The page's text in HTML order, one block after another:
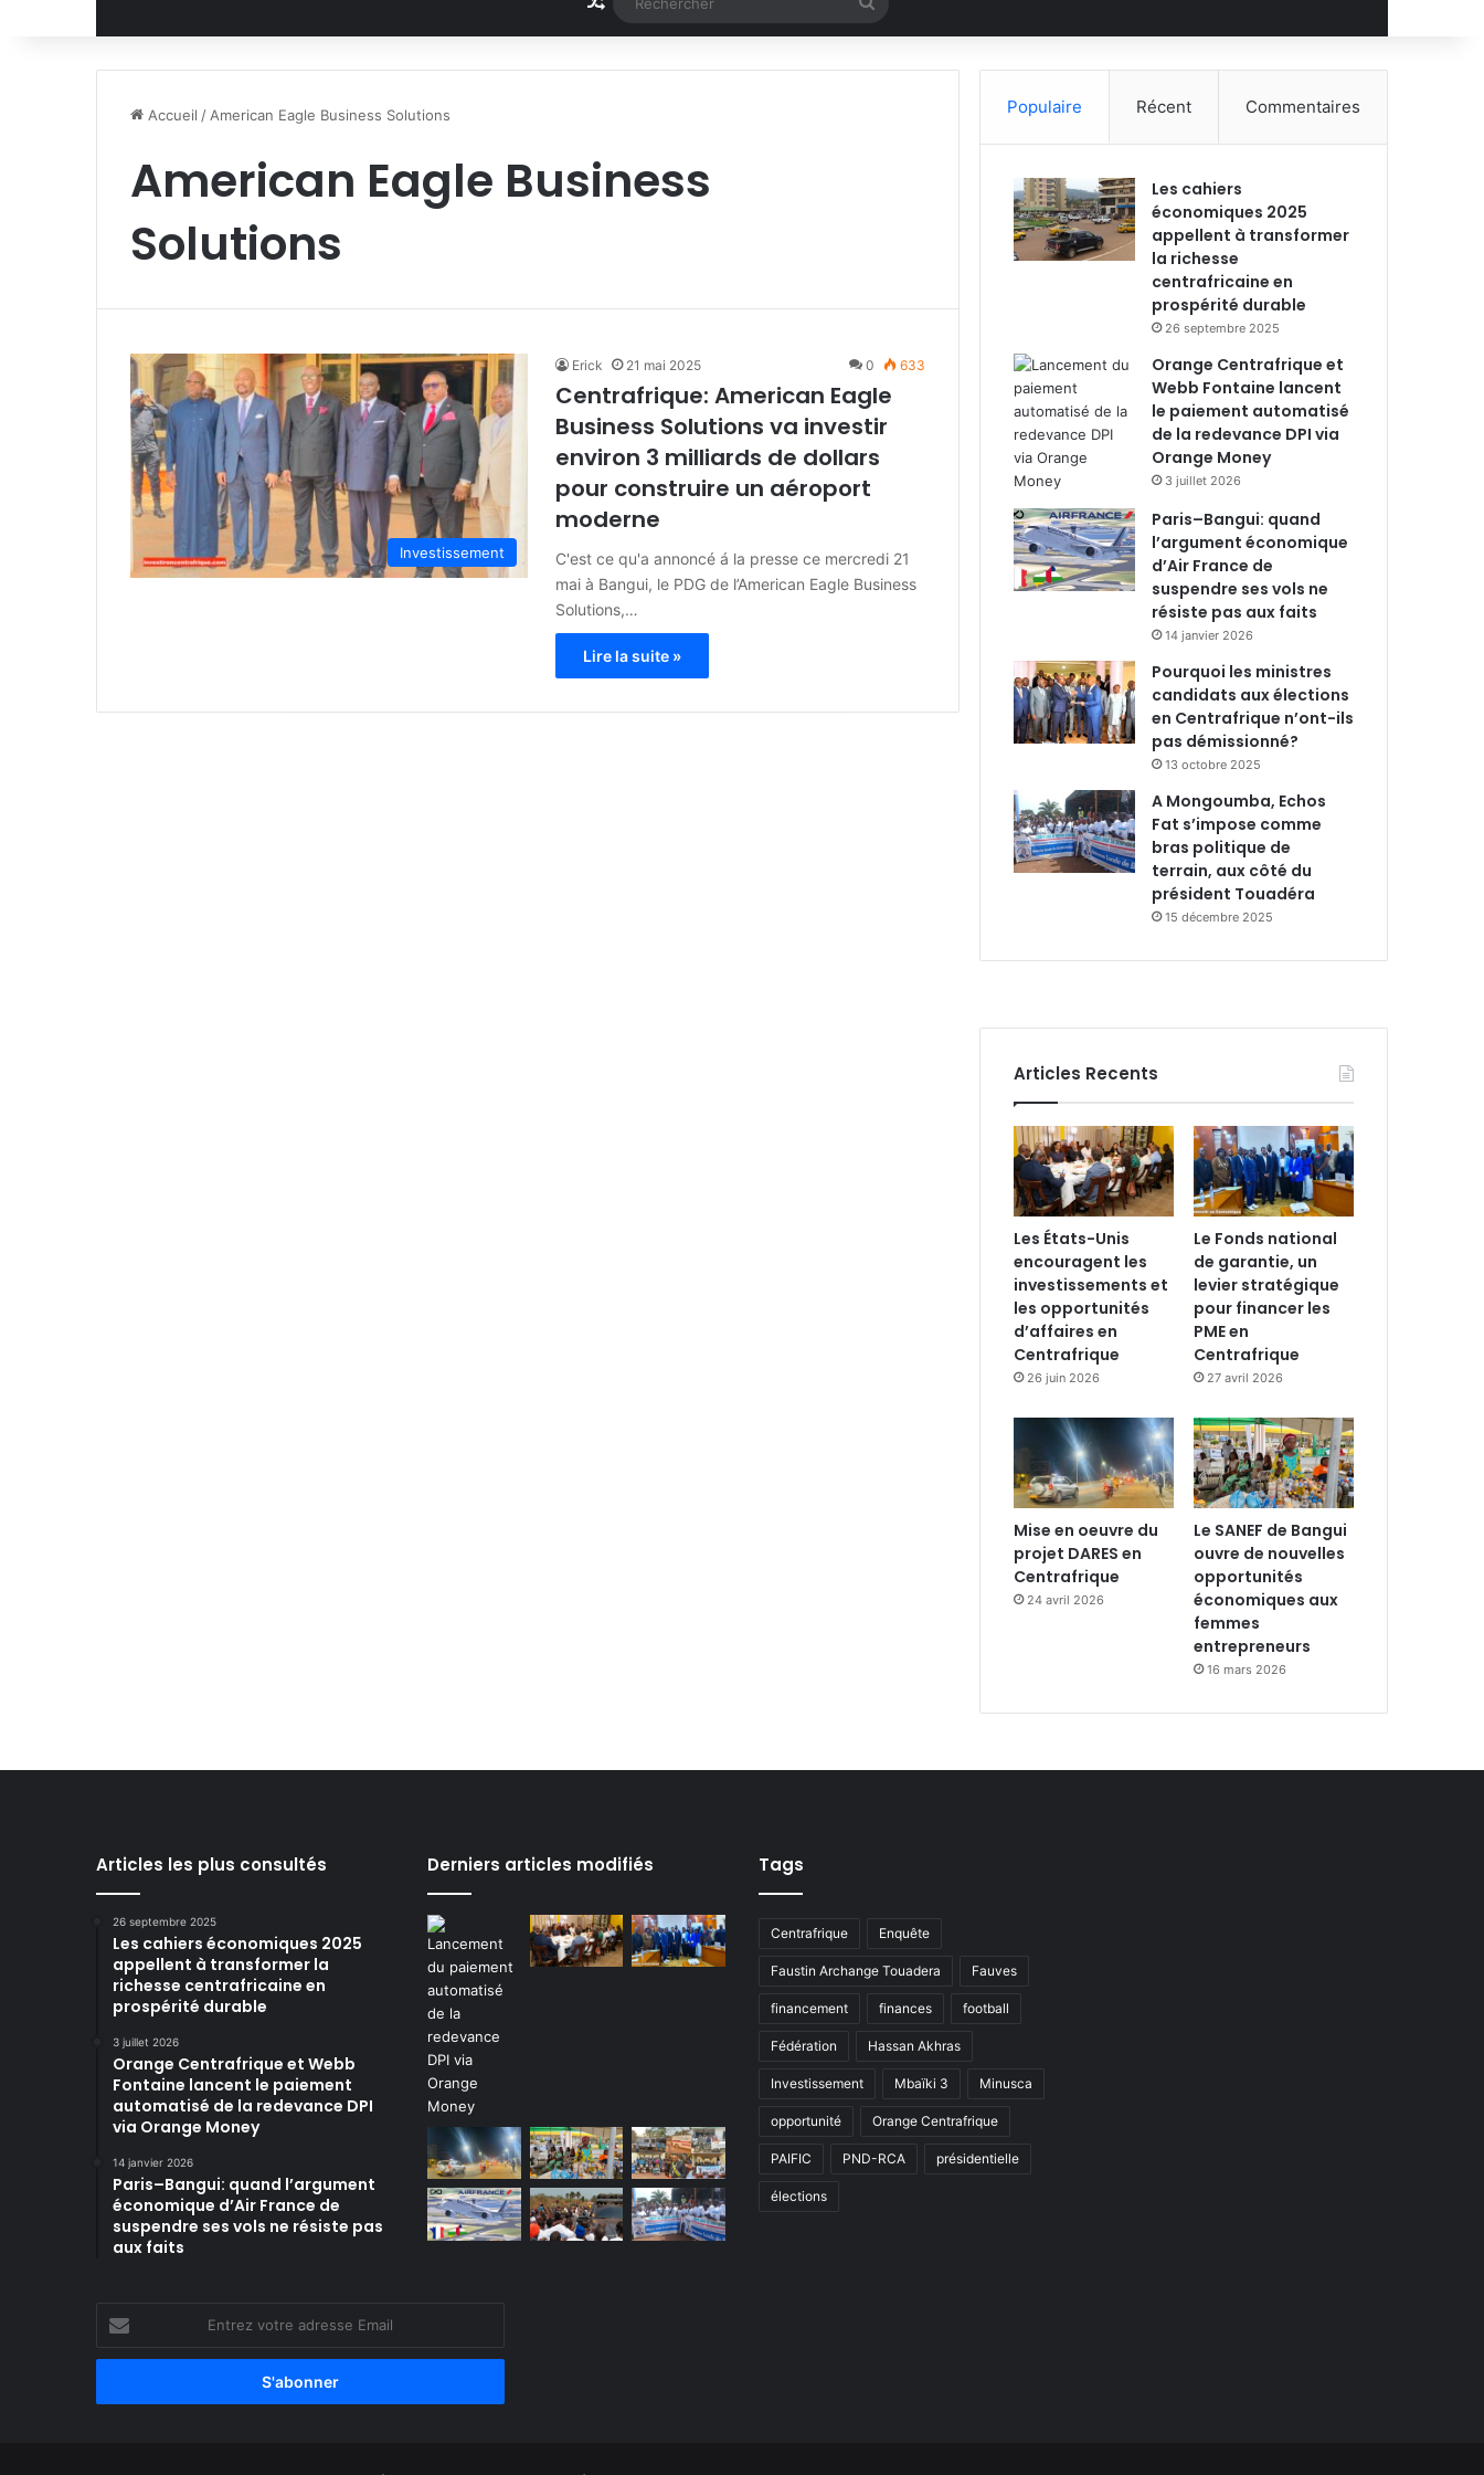
Accueil /American Eagle Business Solutions
American Eagle Business
Solutions
Investissement
Erick 21 mai 2025 0 633
Centrafrique: American Eagle
Business Solutions va investir
environ 3 milliards de dollars
pour construire un aéroport
moderne
C'est ce qu'a annoncé á la presse ce mercredi 21
mai à Bangui, le PDG de l’American Eagle Business
Solutions,…
Lire la suite »
Populaire Récent Commentaires
Les cahiers
économiques 2025
appellent à transformer
la richesse
centrafricaine en
prospérité durable
26 septembre 2025
Orange Centrafrique et
Webb Fontaine lancent
le paiement automatisé
de la redevance DPI via
Orange Money
3 juillet 2026
Paris–Bangui: quand
l’argument économique
d’Air France de
suspendre ses vols ne
résiste pas aux faits
14 janvier 2026
Pourquoi les ministres
candidats aux élections
en Centrafrique n’ont-ils
pas démissionné?
13 octobre 2025
A Mongoumba, Echos
Fat s’impose comme
bras politique de
terrain, aux côté du
président Touadéra
15 décembre 2025
Articles Recents
Les États-Unis
encouragent les
investissements et
les opportunités
d’affaires en
Centrafrique
26 juin 2026
Le Fonds national
de garantie, un
levier stratégique
pour financer les
PME en
Centrafrique
27 avril 2026
Mise en oeuvre du
projet DARES en
Centrafrique
24 avril 2026
Le SANEF de Bangui
ouvre de nouvelles
opportunités
économiques aux
femmes
entrepreneurs
16 mars 2026
Articles les plus consultés
26 septembre 2025
Les cahiers économiques 2025
appellent à transformer la
richesse centrafricaine en
prospérité durable
3 juillet 2026
Orange Centrafrique et Webb
Fontaine lancent le paiement
automatisé de la redevance DPI
via Orange Money
14 janvier 2026
Paris–Bangui: quand l’argument
économique d’Air France de
suspendre ses vols ne résiste pas
aux faits
Derniers articles modifiés Tags
Centrafrique Enquête
Faustin Archange Touadera Fauves
financement finances football
Fédération Hassan Akhras
Investissement Mbaïki 3 Minusca
opportunité Orange Centrafrique
PAIFIC PND-RCA présidentielle
élections
votre
adresse